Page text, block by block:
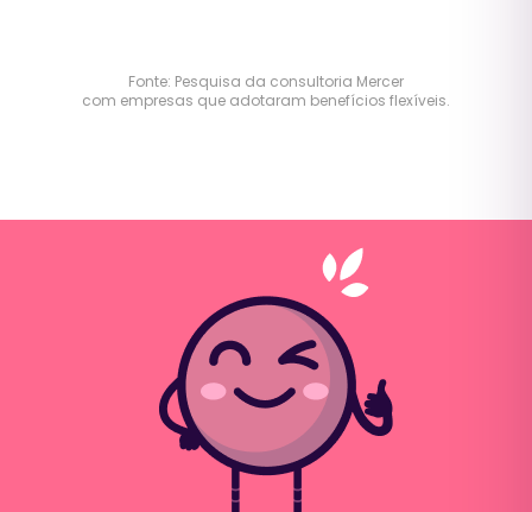
Fonte: Pesquisa da consultoria Mercer
com empresas que adotaram benefícios flexíveis.